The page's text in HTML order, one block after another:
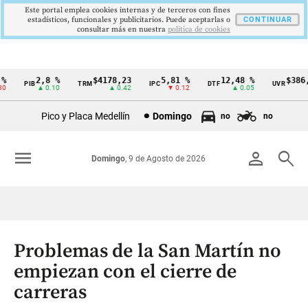
Cintillo
Colombia
2,8 %
▲ 0.10
TRM$4178,23
▲ 0.42
5,81 %
▼ 0.12
12,48 %
▲ 0.05
Pico y Placa Medellín Domingo no no
person search
Domingo, 9 de Agosto de 2026
menu
Problemas de la San Martín no
empiezan con el cierre de
carreras
Este portal emplea cookies internas y de terceros con fines
estadísticos, funcionales y publicitarios. Puede aceptarlas o
consultar más en nuestra politica de cookies
CONTINUAR